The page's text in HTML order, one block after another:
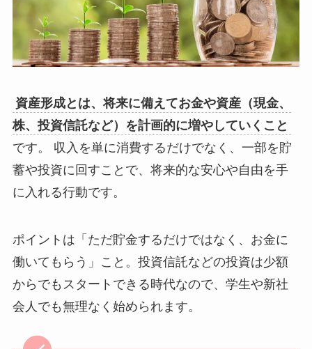
資産形成とは、将来に備えてお金や資産（現金、
株、投資信託など）を計画的に増やしていくこと
です。 収入を単に消費するだけでなく、一部を貯
蓄や投資に回すことで、将来的な安心や自由を手
に入れる行動です。
ポイントは「ただ貯金するだけではなく、お金に
働いてもらう」こと。投資信託などの投資は少額
からでもスタートできる時代なので、学生や新社
会人でも無理なく始められます。